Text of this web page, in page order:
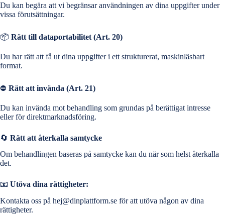
Du kan begära att vi begränsar användningen av dina uppgifter under
vissa förutsättningar.
📦 Rätt till dataportabilitet (Art. 20)
Du har rätt att få ut dina uppgifter i ett strukturerat, maskinläsbart
format.
⛔ Rätt att invända (Art. 21)
Du kan invända mot behandling som grundas på berättigat intresse
eller för direktmarknadsföring.
🔄 Rätt att återkalla samtycke
Om behandlingen baseras på samtycke kan du när som helst återkalla
det.
📧 Utöva dina rättigheter:
Kontakta oss på hej@dinplattform.se för att utöva någon av dina
rättigheter.